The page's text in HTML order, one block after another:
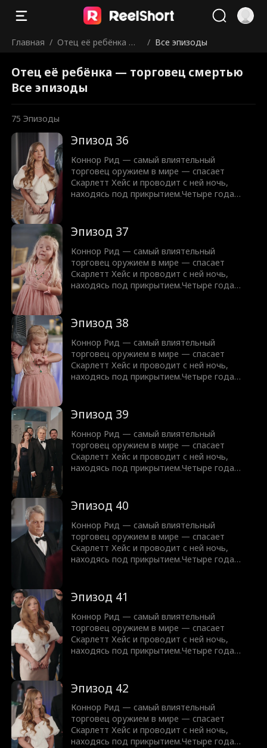
Главная / Отец её ребёнка —
/ Все эпизоды
Отец её ребёнка — торговец смертью
Все эпизоды
75 Эпизоды
Эпизод 36
Коннор Рид — самый влиятельный
торговец оружием в мире — спасает
Скарлетт Хейс и проводит с ней ночь,
находясь под прикрытием.Четыре года
предстоит защитить их обоих, не раскрыв
свою настоящую личность.
Эпизод 37
Коннор Рид — самый влиятельный
торговец оружием в мире — спасает
Скарлетт Хейс и проводит с ней ночь,
находясь под прикрытием.Четыре года
предстоит защитить их обоих, не раскрыв
свою настоящую личность.
Эпизод 38
Коннор Рид — самый влиятельный
торговец оружием в мире — спасает
Скарлетт Хейс и проводит с ней ночь,
находясь под прикрытием.Четыре года
предстоит защитить их обоих, не раскрыв
свою настоящую личность.
Эпизод 39
Коннор Рид — самый влиятельный
торговец оружием в мире — спасает
Скарлетт Хейс и проводит с ней ночь,
находясь под прикрытием.Четыре года
предстоит защитить их обоих, не раскрыв
свою настоящую личность.
Эпизод 40
Коннор Рид — самый влиятельный
торговец оружием в мире — спасает
Скарлетт Хейс и проводит с ней ночь,
находясь под прикрытием.Четыре года
предстоит защитить их обоих, не раскрыв
свою настоящую личность.
Эпизод 41
Коннор Рид — самый влиятельный
торговец оружием в мире — спасает
Скарлетт Хейс и проводит с ней ночь,
находясь под прикрытием.Четыре года
предстоит защитить их обоих, не раскрыв
свою настоящую личность.
Эпизод 42
Коннор Рид — самый влиятельный
торговец оружием в мире — спасает
Скарлетт Хейс и проводит с ней ночь,
находясь под прикрытием.Четыре года